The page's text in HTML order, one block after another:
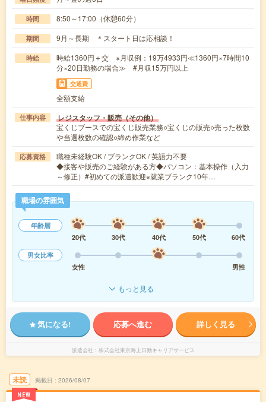
時間 8:50～17:00（休憩60分）
期間 9月～長期 ＊スタート日は応相談！
時給
時給1360円＋交 ※月収例：19万4933円≪1360円×7時間10
分×20日勤務の場合≫ #月収15万円以上
交通費
全額支給
仕事内容 レジスタッフ・販売（その他）
宝くじブースでの宝くじ販売業務○宝くじの販売○売った枚数
や当選枚数の確認○締め作業など
応募資格
職種未経験OK / ブランクOK / 英語力不要
◆接客や販売のご経験がある方◆パソコン：基本操作（入力
～修正）#初めての派遣歓迎※就業ブランク10年…
職場の雰囲気
年齢層
20代
30代 40代 50代
60代
男女比率
女性
男性
もっと見る
気になる! 応募へ進む 詳しく見る
派遣会社 株式会社東京海上日動キャリアサービス
未読
NEW
掲載日 2026/08/07